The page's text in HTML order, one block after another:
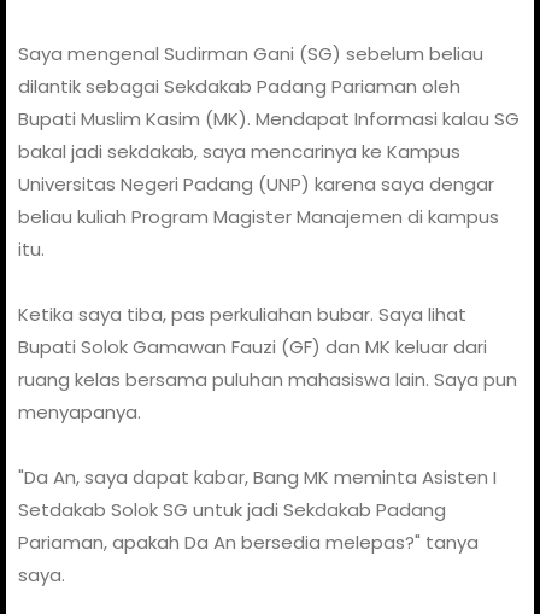
Saya mengenal Sudirman Gani (SG) sebelum beliau
dilantik sebagai Sekdakab Padang Pariaman oleh
Bupati Muslim Kasim (MK). Mendapat Informasi kalau SG
bakal jadi sekdakab, saya mencarinya ke Kampus
Universitas Negeri Padang (UNP) karena saya dengar
beliau kuliah Program Magister Manajemen di kampus
itu.
Ketika saya tiba, pas perkuliahan bubar. Saya lihat
Bupati Solok Gamawan Fauzi (GF) dan MK keluar dari
ruang kelas bersama puluhan mahasiswa lain. Saya pun
menyapanya.
"Da An, saya dapat kabar, Bang MK meminta Asisten I
Setdakab Solok SG untuk jadi Sekdakab Padang
Pariaman, apakah Da An bersedia melepas?" tanya
saya.